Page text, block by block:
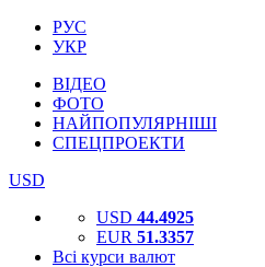
РУС
УКР
ВІДЕО
ФОТО
НАЙПОПУЛЯРНІШІ
СПЕЦПРОЕКТИ
USD
USD 44.4925
EUR 51.3357
Всі курси валют